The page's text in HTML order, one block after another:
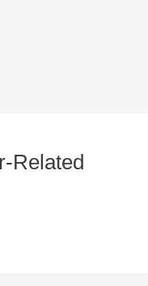
Related